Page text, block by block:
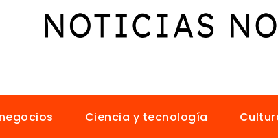
Ciencia y tecnología